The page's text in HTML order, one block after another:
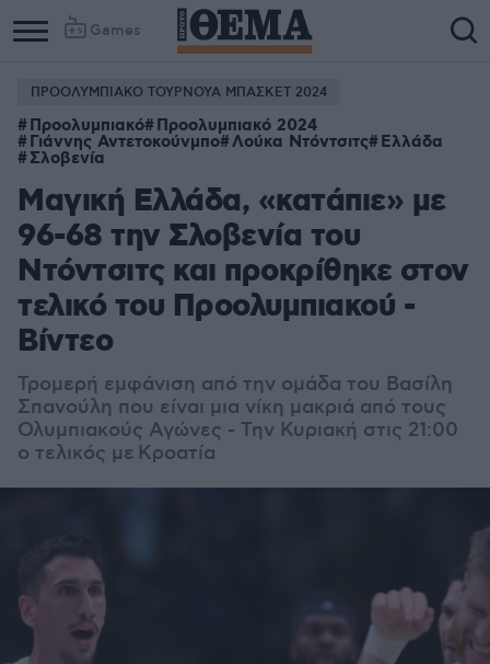
Games
ΠΡΟΟΛΥΜΠΙΑΚΟ ΤΟΥΡΝΟΥΑ ΜΠΑΣΚΕΤ 2024
Προολυμπιακό Προολυμπιακό 2024
Γιάννης Αντετοκούνμπο Λούκα Ντόντσιτς Ελλάδα
Σλοβενία
Μαγική Ελλάδα, «κατάπιε» με
96-68 την Σλοβενία του
Ντόντσιτς και προκρίθηκε στον
τελικό του Προολυμπιακού -
Βίντεο
Τρομερή εμφάνιση από την ομάδα του Βασίλη
Σπανούλη που είναι μια νίκη μακριά από τους
Ολυμπιακούς Αγώνες - Την Κυριακή στις 21:00
ο τελικός με Κροατία